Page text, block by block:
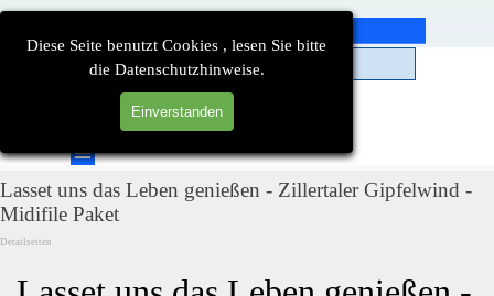
Diese Seite benutzt Cookies , lesen Sie bitte
die Datenschutzhinweise.
Einverstanden
Direkt zum Seiteninhalt
Menü überspringen
Lasset uns das Leben genießen - Zillertaler Gipfelwind -
Midifile Paket
Detailseiten